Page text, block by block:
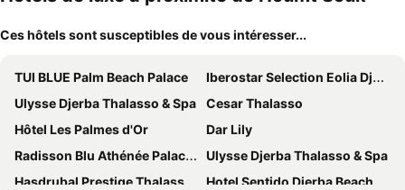
Ces hôtels sont susceptibles de vous intéresser...
TUI BLUE Palm Beach Palace
Iberostar Selection Eolia Djerba
Ulysse Djerba Thalasso & Spa
Cesar Thalasso
Hôtel Les Palmes d'Or
Dar Lily
Radisson Blu Athénée Palace Resort & Thalasso, Djerba
Ulysse Djerba Thalasso & Spa
Hasdrubal Prestige Thalassa & Spa Djerba
Hotel Sentido Djerba Beach